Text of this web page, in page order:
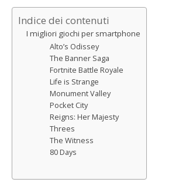
Indice dei contenuti
I migliori giochi per smartphone
Alto’s Odissey
The Banner Saga
Fortnite Battle Royale
Life is Strange
Monument Valley
Pocket City
Reigns: Her Majesty
Threes
The Witness
80 Days